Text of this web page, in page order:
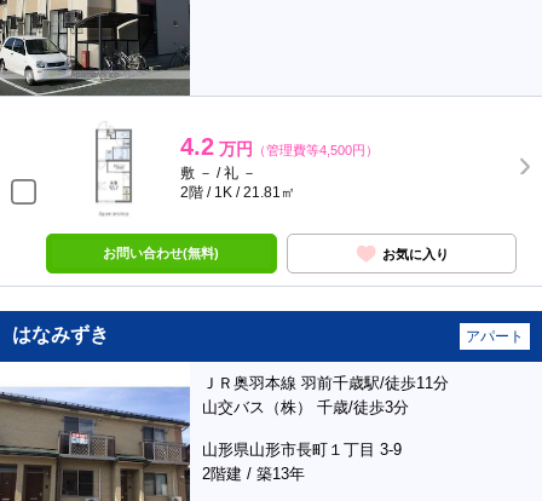
4.2 万円 （管理費等4,500円）
敷 － / 礼 －
2階 / 1K / 21.81㎡
お問い合わせ(無料) お気に入り
はなみずき アパート
ＪＲ奥羽本線 羽前千歳駅/徒歩11分
山交バス（株） 千歳/徒歩3分
山形県山形市長町１丁目 3-9
2階建 / 築13年